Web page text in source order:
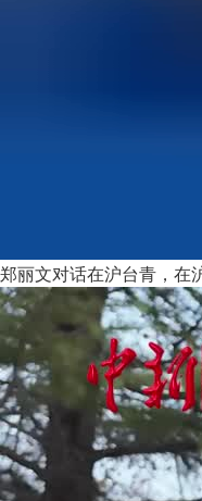
郑丽文对话在沪台青，在